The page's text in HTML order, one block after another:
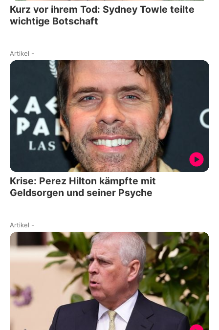
Kurz vor ihrem Tod: Sydney Towle teilte
wichtige Botschaft
Artikel -
Krise: Perez Hilton kämpfte mit
Geldsorgen und seiner Psyche
Artikel -